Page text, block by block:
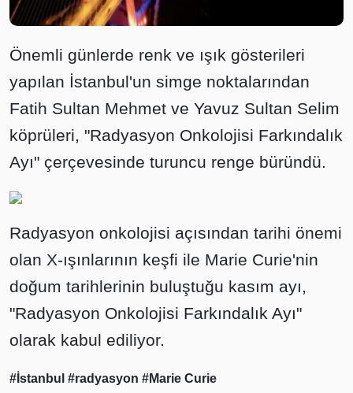
Önemli günlerde renk ve ışık gösterileri
yapılan İstanbul'un simge noktalarından
Fatih Sultan Mehmet ve Yavuz Sultan Selim
köprüleri, "Radyasyon Onkolojisi Farkındalık
Ayı" çerçevesinde turuncu renge büründü.
Radyasyon onkolojisi açısından tarihi önemi
olan X-ışınlarının keşfi ile Marie Curie'nin
doğum tarihlerinin buluştuğu kasım ayı,
"Radyasyon Onkolojisi Farkındalık Ayı"
olarak kabul ediliyor.
#İstanbul #radyasyon #Marie Curie